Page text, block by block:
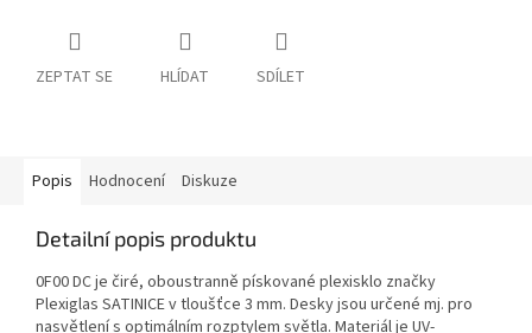
ZEPTAT SE HLÍDAT SDÍLET
Popis Hodnocení Diskuze
Detailní popis produktu
0F00 DC je čiré, oboustranně pískované plexisklo značky
Plexiglas SATINICE v tloušťce 3 mm. Desky jsou určené mj. pro
nasvětlení s optimálním rozptylem světla. Materiál je UV-